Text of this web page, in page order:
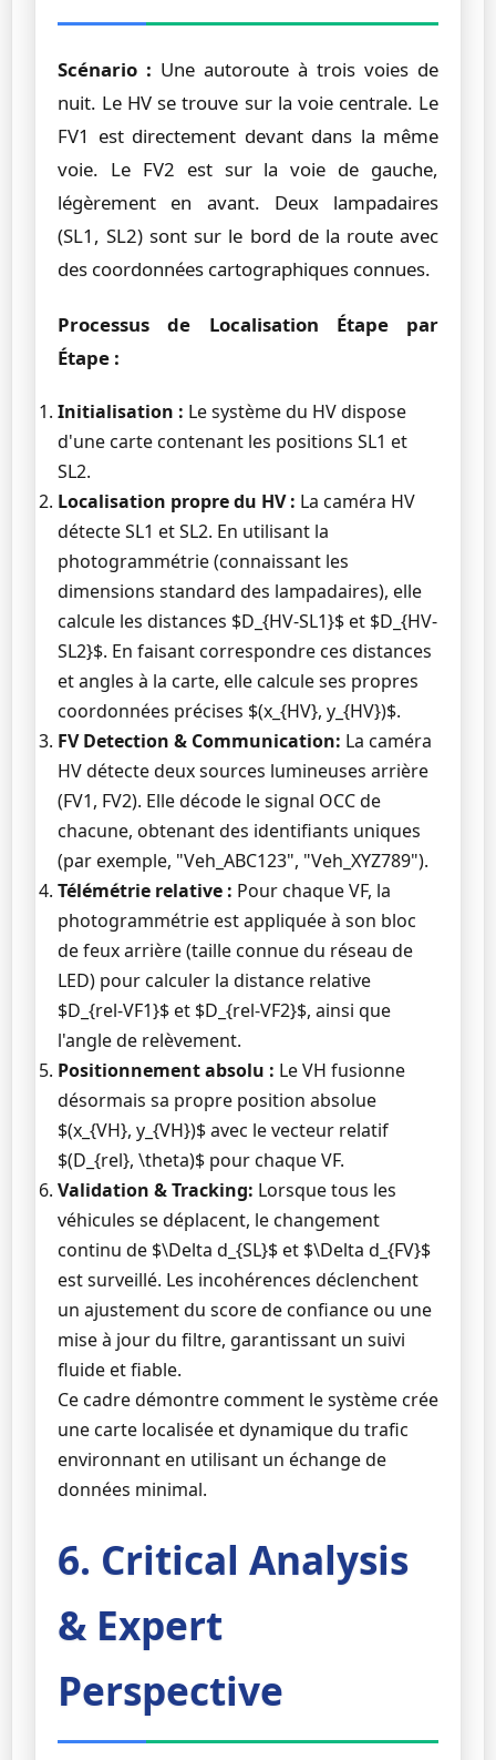
Scénario : Une autoroute à trois voies de
nuit. Le HV se trouve sur la voie centrale. Le
FV1 est directement devant dans la même
voie. Le FV2 est sur la voie de gauche,
légèrement en avant. Deux lampadaires
(SL1, SL2) sont sur le bord de la route avec
des coordonnées cartographiques connues.
Processus de Localisation Étape par
Étape :
Initialisation : Le système du HV dispose
d'une carte contenant les positions SL1 et
SL2.
Localisation propre du HV : La caméra HV
détecte SL1 et SL2. En utilisant la
photogrammétrie (connaissant les
dimensions standard des lampadaires), elle
calcule les distances $D_{HV-SL1}$ et $D_{HV-
SL2}$. En faisant correspondre ces distances
et angles à la carte, elle calcule ses propres
coordonnées précises $(x_{HV}, y_{HV})$.
FV Detection & Communication: La caméra
HV détecte deux sources lumineuses arrière
(FV1, FV2). Elle décode le signal OCC de
chacune, obtenant des identifiants uniques
(par exemple, "Veh_ABC123", "Veh_XYZ789").
Télémétrie relative : Pour chaque VF, la
photogrammétrie est appliquée à son bloc
de feux arrière (taille connue du réseau de
LED) pour calculer la distance relative
$D_{rel-VF1}$ et $D_{rel-VF2}$, ainsi que
l'angle de relèvement.
Positionnement absolu : Le VH fusionne
désormais sa propre position absolue
$(x_{VH}, y_{VH})$ avec le vecteur relatif
$(D_{rel}, \theta)$ pour chaque VF.
Validation & Tracking: Lorsque tous les
véhicules se déplacent, le changement
continu de $\Delta d_{SL}$ et $\Delta d_{FV}$
est surveillé. Les incohérences déclenchent
un ajustement du score de confiance ou une
mise à jour du filtre, garantissant un suivi
fluide et fiable.
Ce cadre démontre comment le système crée
une carte localisée et dynamique du trafic
environnant en utilisant un échange de
données minimal.
6. Critical Analysis
& Expert
Perspective